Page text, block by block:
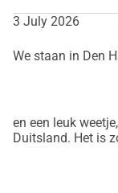
3 July 2026
We staan in Den
en een leuk
Duitsland. Het is